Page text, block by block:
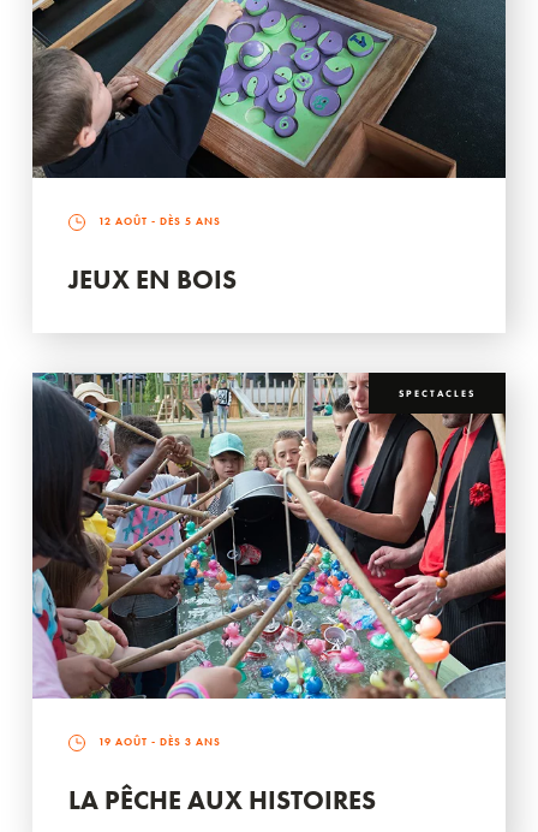
12 AOÛT - DÈS 5 ANS
JEUX EN BOIS
SPECTACLES
19 AOÛT - DÈS 3 ANS
LA PÊCHE AUX HISTOIRES